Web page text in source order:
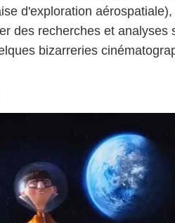
d'exploration
des recherches et analyses
bizarreries